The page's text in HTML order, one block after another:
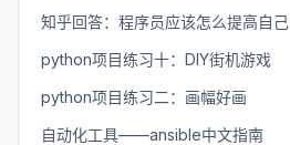
知乎回答：程序员应该怎么提高自己
python项目练习十：DIY街机游戏
python项目练习二：画幅好画
自动化工具——ansible中文指南